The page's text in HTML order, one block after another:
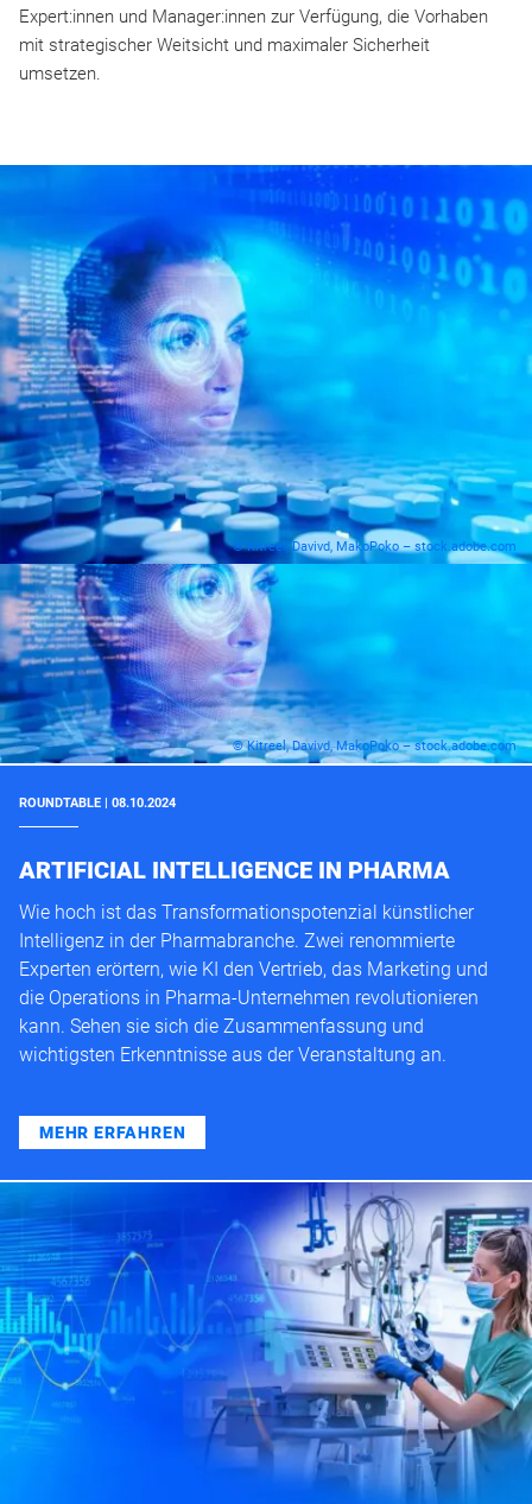
Expert:innen und Manager:innen zur Verfügung, die Vorhaben
mit strategischer Weitsicht und maximaler Sicherheit
umsetzen.
© Kitreel, Davivd, MakoPoko – stock.adobe.com
© Kitreel, Davivd, MakoPoko – stock.adobe.com
ROUNDTABLE | 08.10.2024
ARTIFICIAL INTELLIGENCE IN PHARMA
Wie hoch ist das Transformationspotenzial künstlicher
Intelligenz in der Pharmabranche. Zwei renommierte
Experten erörtern, wie KI den Vertrieb, das Marketing und
die Operations in Pharma-Unternehmen revolutionieren
kann. Sehen sie sich die Zusammenfassung und
wichtigsten Erkenntnisse aus der Veranstaltung an.
MEHR ERFAHREN